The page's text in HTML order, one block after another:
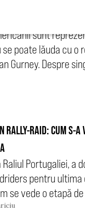
sunt
se poate lăuda cu o
Gurney. Despre
RALLY-RAID: CUM S-
Portugaliei, a
pentru
se vede o etapă